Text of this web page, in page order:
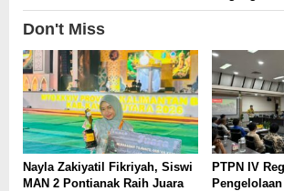
Don't Miss
Nayla Zakiyatil Fikriyah, Siswi
MAN 2 Pontianak Raih Juara
PTPN IV